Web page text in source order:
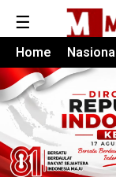
☰
Home